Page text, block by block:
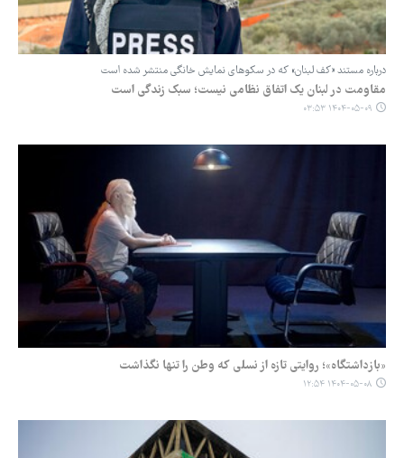
درباره مستند «کف لبنان» که در سکوهای نمایش خانگی منتشر شده است
مقاومت در لبنان یک اتفاق نظامی نیست؛ سبک زندگی است
۱۴۰۴-۰۵-۰۹ ۰۳:۵۳
«بازداشتگاه»؛ روایتی تازه از نسلی که وطن را تنها نگذاشت
۱۴۰۴-۰۵-۰۸ ۱۲:۵۴